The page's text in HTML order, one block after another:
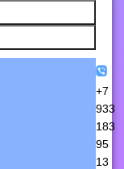
+7
933
183
95
13